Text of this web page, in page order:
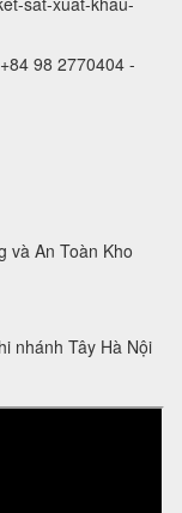
98 2770404 -
và An Toàn Kho
nhánh Tây Hà Nội